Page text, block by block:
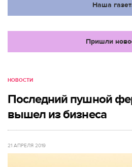
Наша
Пришли
НОВОСТИ
Последний пушной
вышел из бизнеса
21 АПРЕЛЯ 2019